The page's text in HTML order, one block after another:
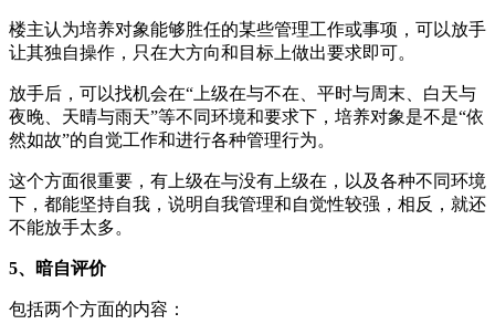
楼主认为培养对象能够胜任的某些管理工作或事项，可以放手
让其独自操作，只在大方向和目标上做出要求即可。
放手后，可以找机会在“上级在与不在、平时与周末、白天与
夜晚、天晴与雨天”等不同环境和要求下，培养对象是不是“依
然如故”的自觉工作和进行各种管理行为。
这个方面很重要，有上级在与没有上级在，以及各种不同环境
下，都能坚持自我，说明自我管理和自觉性较强，相反，就还
不能放手太多。
5、 暗自评价
包括两个方面的内容：